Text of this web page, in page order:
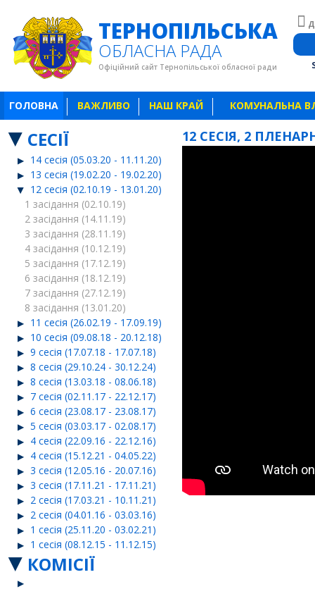
ТЕРНОПІЛЬСЬКА
ОБЛАСНА РАДА
Офіційний сайт Тернопільської обласної ради
ГОЛОВНА ВАЖЛИВО НАШ КРАЙ КОМУНАЛЬНА
СЕСІЇ
14 сесія (05.03.20 - 11.11.20)
13 сесія (19.02.20 - 19.02.20)
12 сесія (02.10.19 - 13.01.20)
1 засідання (02.10.19)
2 засідання (14.11.19)
3 засідання (28.11.19)
4 засідання (10.12.19)
5 засідання (17.12.19)
6 засідання (18.12.19)
7 засідання (27.12.19)
8 засідання (13.01.20)
11 сесія (26.02.19 - 17.09.19)
10 сесія (09.08.18 - 20.12.18)
9 сесія (17.07.18 - 17.07.18)
8 сесія (29.10.24 - 30.12.24)
8 сесія (13.03.18 - 08.06.18)
7 сесія (02.11.17 - 22.12.17)
6 сесія (23.08.17 - 23.08.17)
5 сесія (03.03.17 - 02.08.17)
4 сесія (22.09.16 - 22.12.16)
4 сесія (15.12.21 - 04.05.22)
3 сесія (12.05.16 - 20.07.16)
3 сесія (17.11.21 - 17.11.21)
2 сесія (17.03.21 - 10.11.21)
2 сесія (04.01.16 - 03.03.16)
1 сесія (25.11.20 - 03.02.21)
1 сесія (08.12.15 - 11.12.15)
КОМІСІЇ
12 СЕСІЯ, 2